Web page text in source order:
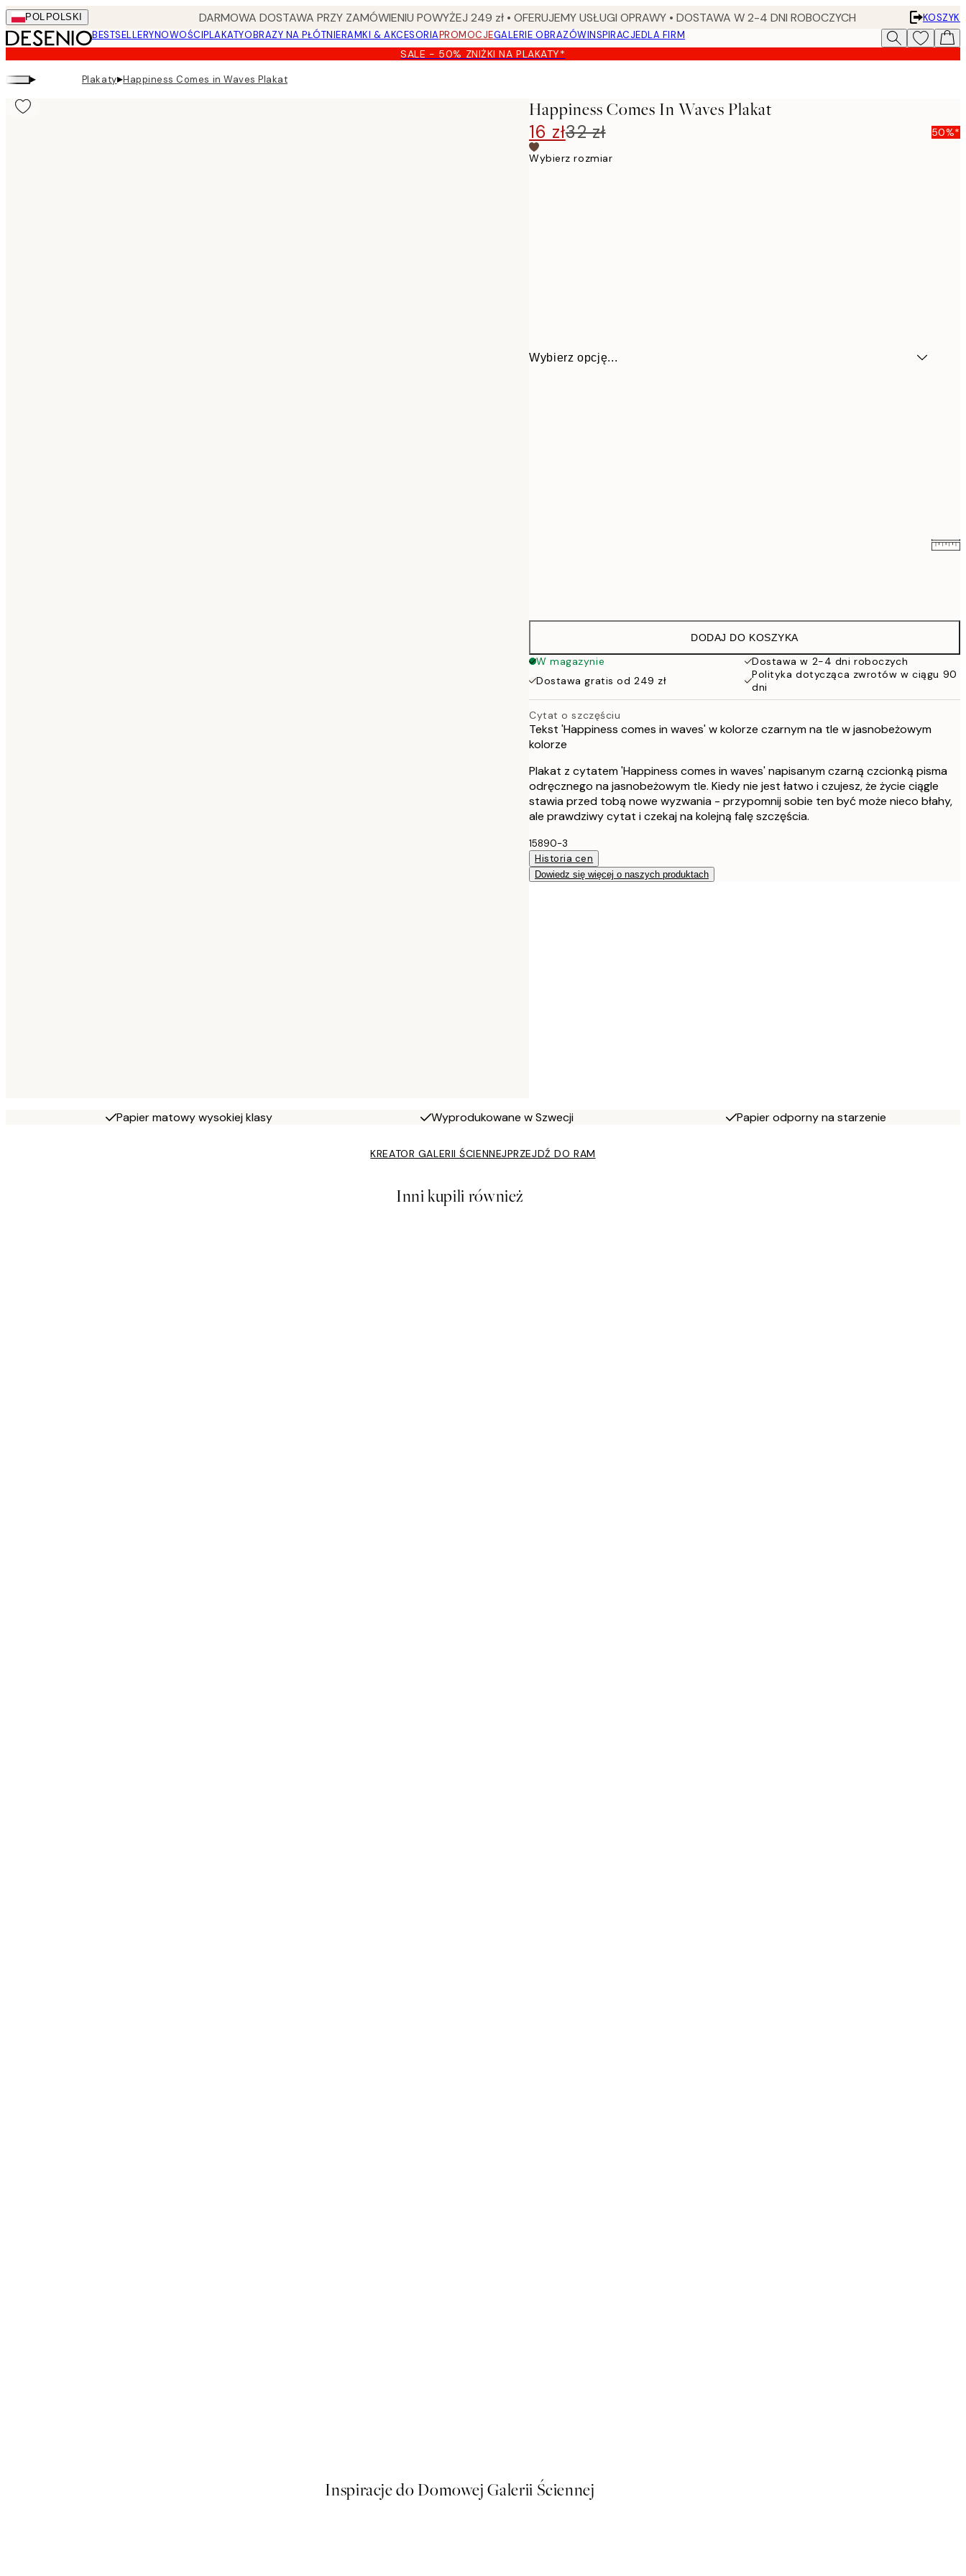
Skip
to
main
content.
POL POLSKI DARMOWA DOSTAWA PRZY ZAMÓWIENIU POWYŻEJ 249 zł • OFERUJEMY USŁUGI OPRAWY • DOSTAWA W 2-4 DNI ROBOCZYCH
KOSZYK
BESTSELLERYNOWOŚCIPLAKATYOBRAZY NA PŁÓTNIERAMKI & AKCESORIAPROMOCJEGALERIE OBRAZÓWINSPIRACJEDLA FIRM
SALE - 50% ZNIŻKI NA PLAKATY*
▸ Plakaty▸Happiness Comes in Waves Plakat
Happiness Comes In Waves Plakat
16 zł32 zł 50%*
Wybierz rozmiar
Wybierz opcję...
53,95 zł
86 zł
DODAJ DO KOSZYKA
W magazynie
Dostawa w 2-4 dni roboczych
Dostawa gratis od 249 zł
Polityka dotycząca zwrotów w ciągu 90
dni
Cytat o szczęściu
Tekst 'Happiness comes in waves' w kolorze czarnym na tle w jasnobeżowym
kolorze
Plakat z cytatem 'Happiness comes in waves' napisanym czarną czcionką pisma
odręcznego na jasnobeżowym tle. Kiedy nie jest łatwo i czujesz, że życie ciągle
stawia przed tobą nowe wyzwania - przypomnij sobie ten być może nieco błahy,
ale prawdziwy cytat i czekaj na kolejną falę szczęścia.
15890-3
Historia cen
Dowiedz się więcej o naszych produktach
Papier matowy wysokiej klasy Wyprodukowane w Szwecji Papier odporny na starzenie
KREATOR GALERII ŚCIENNEJPRZEJDŹ DO RAM
Inni kupili również
Inspiracje do Domowej Galerii Ściennej